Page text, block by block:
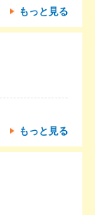
もっと見る
もっと見る